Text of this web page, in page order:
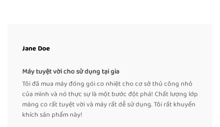
Jane Doe
Máy tuyệt vời cho sử dụng tại gia
Tôi đã mua máy đóng gói co nhiệt cho cơ sở thủ công nhỏ
của mình và nó thực sự là một bước đột phá! Chất lượng lớp
màng co rất tuyệt vời và máy rất dễ sử dụng. Tôi rất khuyến
khích sản phẩm này!